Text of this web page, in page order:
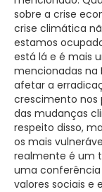
sobre a crise
crise climática
estamos
está lá e é mais
mencionadas na
afetar a
crescimento nos
das mudanças
respeito disso,
os mais
realmente é um
uma
valores sociais e